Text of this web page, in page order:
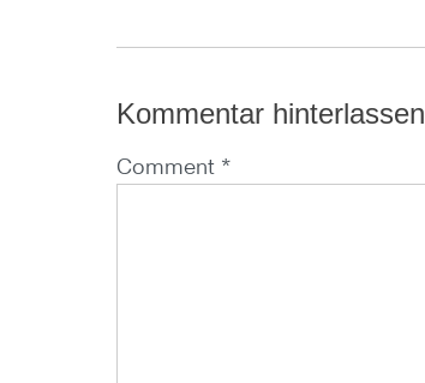
Kommentar hinterlassen
Comment *